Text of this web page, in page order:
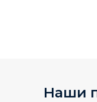
Наши